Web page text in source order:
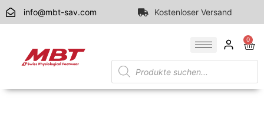
info@mbt-sav.com Kostenloser Versand
0